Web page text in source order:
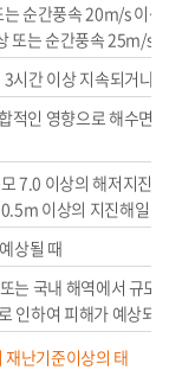
순간풍속 20m/s 이상
또는 순간풍속 25m/s
시간 이상 지속되거나
적인 영향으로 해수면
7.0 이상의 해저지진
이상의 지진해일
상될 때
는 국내 해역에서 규
인하여 피해가 예상되
난기준이상의 태